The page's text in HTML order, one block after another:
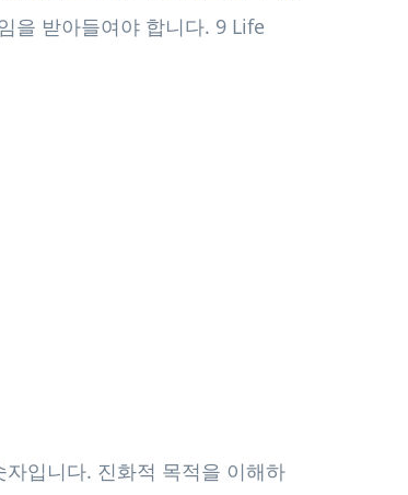
을 받아들여야 합니다. 9 Life
입니다. 진화적 목적을 이해하